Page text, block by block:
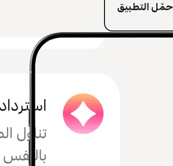
حمّل التطبيق